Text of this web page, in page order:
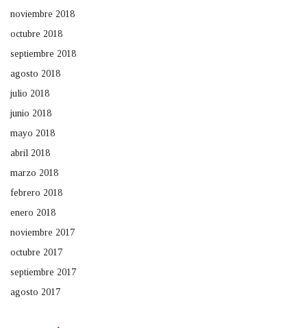
noviembre 2018
octubre 2018
septiembre 2018
agosto 2018
julio 2018
junio 2018
mayo 2018
abril 2018
marzo 2018
febrero 2018
enero 2018
noviembre 2017
octubre 2017
septiembre 2017
agosto 2017